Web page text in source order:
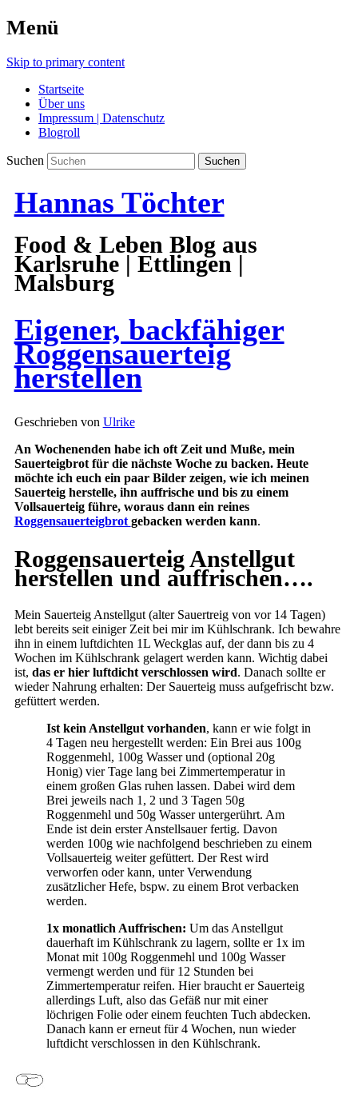
Menü
Skip to primary content
Startseite
Über uns
Impressum | Datenschutz
Blogroll
Suchen
Hannas Töchter
Food & Leben Blog aus
Karlsruhe | Ettlingen |
Malsburg
Eigener, backfähiger
Roggensauerteig
herstellen
Geschrieben von Ulrike
An Wochenenden habe ich oft Zeit und Muße, mein
Sauerteigbrot für die nächste Woche zu backen. Heute
möchte ich euch ein paar Bilder zeigen, wie ich meinen
Sauerteig herstelle, ihn auffrische und bis zu einem
Vollsauerteig führe, woraus dann ein reines
Roggensauerteigbrot gebacken werden kann.
Roggensauerteig Anstellgut
herstellen und auffrischen….
Mein Sauerteig Anstellgut (alter Sauertreig von vor 14 Tagen)
lebt bereits seit einiger Zeit bei mir im Kühlschrank. Ich bewahre
ihn in einem luftdichten 1L Weckglas auf, der dann bis zu 4
Wochen im Kühlschrank gelagert werden kann. Wichtig dabei
ist, das er hier luftdicht verschlossen wird. Danach sollte er
wieder Nahrung erhalten: Der Sauerteig muss aufgefrischt bzw.
gefüttert werden.
Ist kein Anstellgut vorhanden, kann er wie folgt in
4 Tagen neu hergestellt werden: Ein Brei aus 100g
Roggenmehl, 100g Wasser und (optional 20g
Honig) vier Tage lang bei Zimmertemperatur in
einem großen Glas ruhen lassen. Dabei wird dem
Brei jeweils nach 1, 2 und 3 Tagen 50g
Roggenmehl und 50g Wasser untergerührt. Am
Ende ist dein erster Anstellsauer fertig. Davon
werden 100g wie nachfolgend beschrieben zu einem
Vollsauerteig weiter gefüttert. Der Rest wird
verworfen oder kann, unter Verwendung
zusätzlicher Hefe, bspw. zu einem Brot verbacken
werden.
1x monatlich Auffrischen: Um das Anstellgut
dauerhaft im Kühlschrank zu lagern, sollte er 1x im
Monat mit 100g Roggenmehl und 100g Wasser
vermengt werden und für 12 Stunden bei
Zimmertemperatur reifen. Hier braucht er Sauerteig
allerdings Luft, also das Gefäß nur mit einer
löchrigen Folie oder einem feuchten Tuch abdecken.
Danach kann er erneut für 4 Wochen, nun wieder
luftdicht verschlossen in den Kühlschrank.